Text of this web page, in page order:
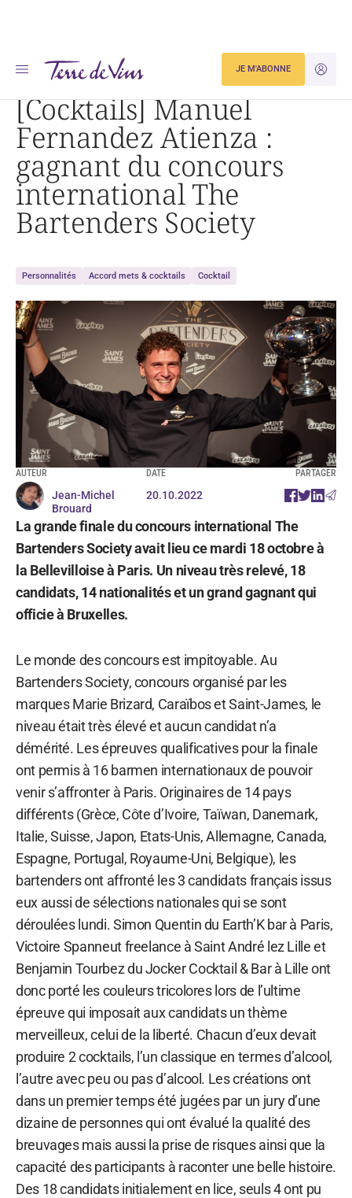
JE
JE M'ABONNE
Accueil
[Cocktails] Manuel Fernandez Atienza : gagnant du concours international The Bartenders
[Cocktails] Manuel
Fernandez Atienza :
gagnant du concours
international The
Bartenders Society
Personnalités Accord mets & cocktails Cocktail
AUTEUR
Jean-Michel
Brouard
DATE
20.10.2022
PARTAGER
La grande finale du concours international The
Bartenders Society avait lieu ce mardi 18 octobre à
la Bellevilloise à Paris. Un niveau très relevé, 18
candidats, 14 nationalités et un grand gagnant qui
officie à Bruxelles.
Le monde des concours est impitoyable. Au
Bartenders Society, concours organisé par les
marques Marie Brizard, Caraïbos et Saint-James, le
niveau était très élevé et aucun candidat n’a
démérité. Les épreuves qualificatives pour la finale
ont permis à 16 barmen internationaux de pouvoir
venir s’affronter à Paris. Originaires de 14 pays
différents (Grèce, Côte d’Ivoire, Taïwan, Danemark,
Italie, Suisse, Japon, Etats-Unis, Allemagne, Canada,
Espagne, Portugal, Royaume-Uni, Belgique), les
bartenders ont affronté les 3 candidats français issus
eux aussi de sélections nationales qui se sont
déroulées lundi. Simon Quentin du Earth’K bar à Paris,
Victoire Spanneut freelance à Saint André lez Lille et
Benjamin Tourbez du Jocker Cocktail & Bar à Lille ont
donc porté les couleurs tricolores lors de l’ultime
épreuve qui imposait aux candidats un thème
merveilleux, celui de la liberté. Chacun d’eux devait
produire 2 cocktails, l’un classique en termes d’alcool,
l’autre avec peu ou pas d’alcool. Les créations ont
dans un premier temps été jugées par un jury d’une
dizaine de personnes qui ont évalué la qualité des
breuvages mais aussi la prise de risques ainsi que la
capacité des participants à raconter une belle histoire.
Des 18 candidats initialement en lice, seuls 4 ont pu